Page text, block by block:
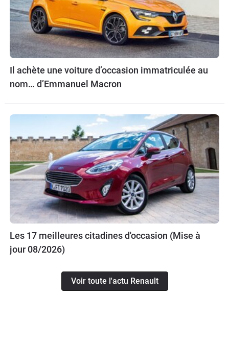
Il achète une voiture d’occasion immatriculée au
nom… d’Emmanuel Macron
Les 17 meilleures citadines d'occasion (Mise à
jour 08/2026)
Voir toute l'actu Renault